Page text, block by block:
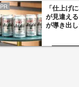
PR
「仕上げ
が見違え
が導き出
した「辛